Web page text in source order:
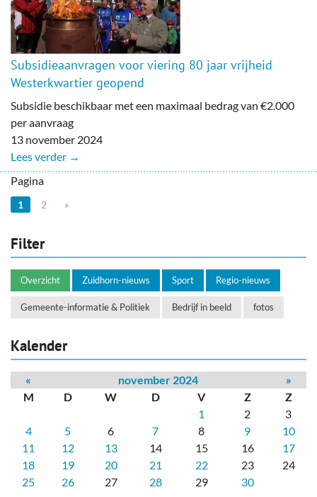
Subsidieaanvragen voor viering 80 jaar vrijheid
Westerkwartier geopend
Subsidie beschikbaar met een maximaal bedrag van €2.000
per aanvraag
13 november 2024
Lees verder →
Pagina
1 2 »
Filter
Overzicht Zuidhorn-nieuws Sport Regio-nieuws
Gemeente-informatie & Politiek Bedrijf in beeld fotos
Kalender
« november 2024
»
M
D W D V Z
Z
1
2
3
4
5 6 7 8 9
10
11
12 13 14 15 16
17
18
19 20 21 22 23
24
25
26 27 28 29 30